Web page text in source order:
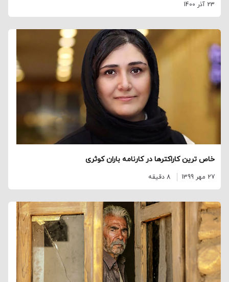
23 آذر 1400
خاص ترین کاراکترها در کارنامه باران کوثری
27 مهر 1399 8 دقیقه